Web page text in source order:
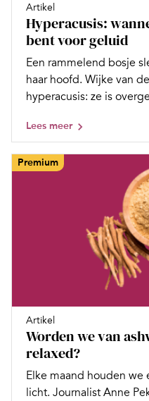
Artikel
Hyperacusis:
bent voor geluid
Een rammelend bosje
haar hoofd. Wijke van
hyperacusis: ze is
Lees meer
Premium
Artikel
Worden we van
relaxed?
Elke maand houden
licht. Journalist Anne